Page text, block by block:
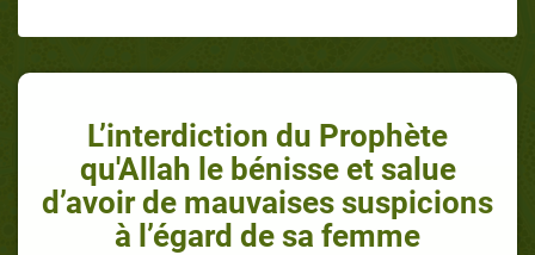
L’interdiction du Prophète
qu'Allah le bénisse et salue
d’avoir de mauvaises suspicions
à l’égard de sa femme